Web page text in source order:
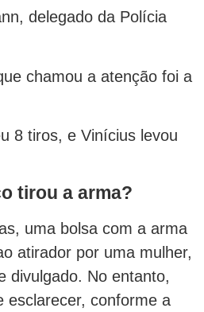
delegado da Polícia
chamou a atenção foi a
8 tiros, e Vinícius levou
tirou a arma?
uma bolsa com a arma
atirador por uma mulher,
divulgado. No entanto,
esclarecer, conforme a